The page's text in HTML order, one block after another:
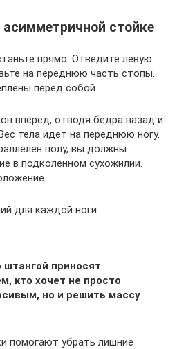
стойке
прямо. Отведите левую
на переднюю часть стопы.
перед собой.
вперед, отводя бедра назад и
тела идет на переднюю ногу.
полу, вы должны
в подколенном сухожилии.
для каждой ноги.
штангой приносят
кто хочет не просто
но и решить массу
помогают убрать лишние